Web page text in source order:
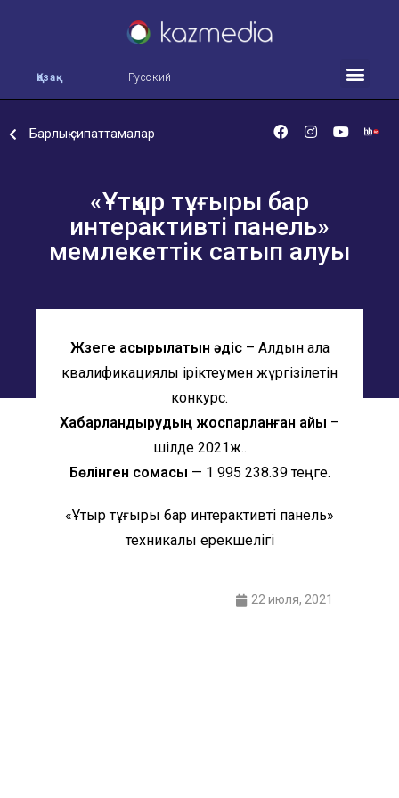
Қазақ Русский
Барлық сипаттамалар
«Ұтқыр тұғыры бар
интерактивті панель»
мемлекеттік сатып алуы
Жүзеге асырылатын әдіс– Алдын ала
квалификациялық іріктеумен жүргізілетін
конкурс.
Хабарландырудың жоспарланған айы –
шілде 2021ж..
Бөлінген сомасы — 1 995 238.39 теңге.
«Ұтқыр тұғыры бар интерактивті панель»
техникалық ерекшелігі
22 июля, 2021